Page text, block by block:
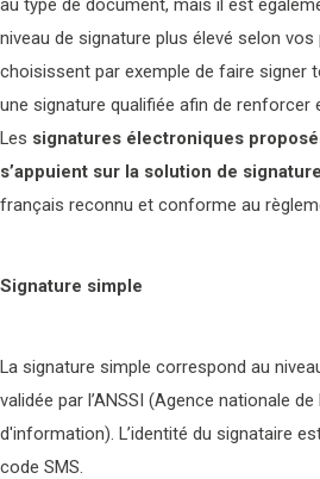
au type de document, mais il est
niveau de signature plus élevé selon
choisissent par exemple de faire signer
une signature qualifiée afin de renforcer
Les signatures électroniques
s’appuient sur la solution de
français reconnu et conforme au
Signature simple
La signature simple correspond au
validée par l’ANSSI (Agence nationale
d'information). L’identité du signataire
code SMS.